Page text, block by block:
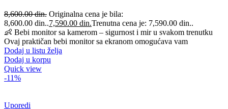
8,600.00din. Originalna cena je bila:
8,600.00 din..7,590.00 din.Trenutna cena je: 7,590.00 din..
👶 Bebi monitor sa kamerom – sigurnost i mir u svakom trenutku
Ovaj praktičan bebi monitor sa ekranom omogućava vam
Dodaj u listu želja
Dodaj u korpu
Quick view
-11%
Uporedi